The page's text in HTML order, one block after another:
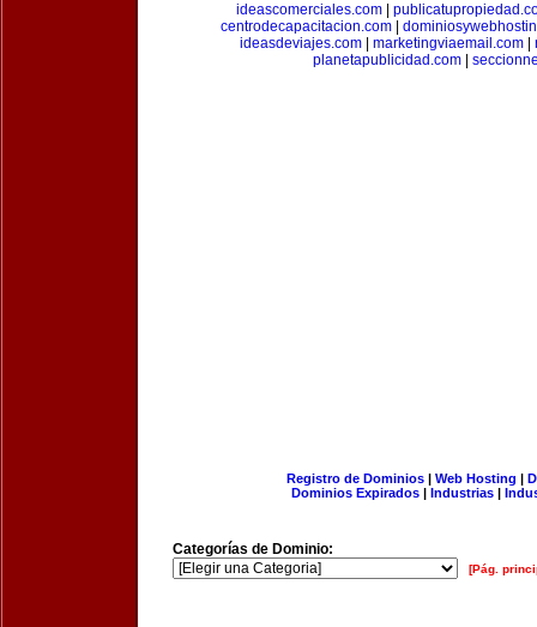
ideascomerciales.com|
centrodecapacitacion.com
ideasdeviajes.com| marketingviaemail.com|
planetapublicidad.com|
Registro de Dominios| Web Hosting |
Dominios Expirados | Industrias |
Categorías de Dominio:
[Pág.